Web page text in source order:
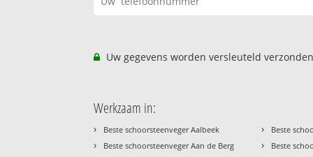
Uw gegevens worden versleuteld
Werkzaam in:
› Beste schoorsteenveger Aalbeek
› Beste schoorsteenveger Aan de Berg
› Beste
› Beste